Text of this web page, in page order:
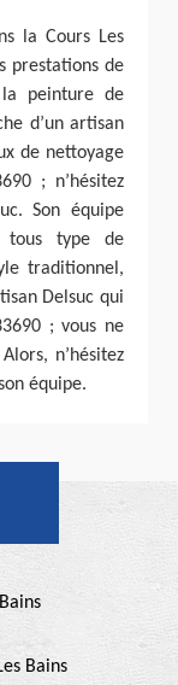
la Cours Les
prestations de
peinture de
d’un artisan
de nettoyage
; n’hésitez
Son équipe
tous type de
traditionnel,
Delsuc qui
; vous ne
n’hésitez
équipe.
Bains